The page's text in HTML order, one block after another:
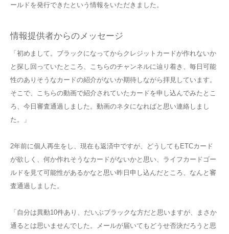
ールドを発行できたという情報をいただきました。
情報提供者からのメッセージ
「初めまして。ブラックになってからクレジットカードが作れないか
と探し回っていたところ、こちらのチャンネルに辿り着き、毎日可能
性のありそうなカードの紹介がないか期待しながら拝見しています。
そこで、こちらの動画で紹介されていたカードを申し込んでみたとこ
ろ、今日審査通過しました。動画のネタになればと思い連絡しまし
た。」
2年前に個人再生をし、現在も返済中ですが、どうしてもETCカード
が欲しく、何か作れそうなカードがないかと思い、ライフカードゴー
ルドを見て可能性があるかなと思い昨日申し込んだところ、なんと審
査通過しました。
「自分は異動10件あり、だいぶブラックな方だと思いますが、まさか
通るとは思いませんでした。メールが届いてもどうせ否決だろうと思